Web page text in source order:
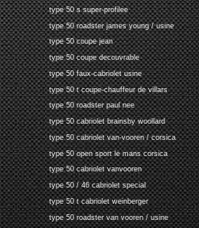
type 50 s super-profilee
type 50 roadster james young / usine
type 50 coupe jean
type 50 coupe decouvrable
type 50 faux-cabriolet usine
type 50 t coupe-chauffeur de villars
type 50 roadster paul nee
type 50 cabriolet brainsby woollard
type 50 cabriolet van-vooren / corsica
type 50 open sport le mans corsica
type 50 cabriolet vanvooren
type 50 / 46 cabriolet special
type 50 t cabriolet weinberger
type 50 roadster van vooren / usine